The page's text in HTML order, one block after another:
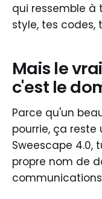
qui ressemble à
style, tes codes,
Mais le
c'est le
Parce qu'un
pourrie, ça reste
Sweescape 4.0,
propre nom de